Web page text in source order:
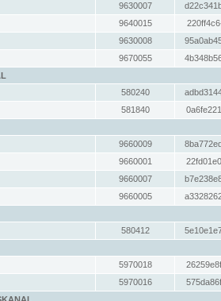
9630007
9640015
9630008
9670055
580240
581840
9660009
9660001
9660007
9660005
580412
5970018
5970016